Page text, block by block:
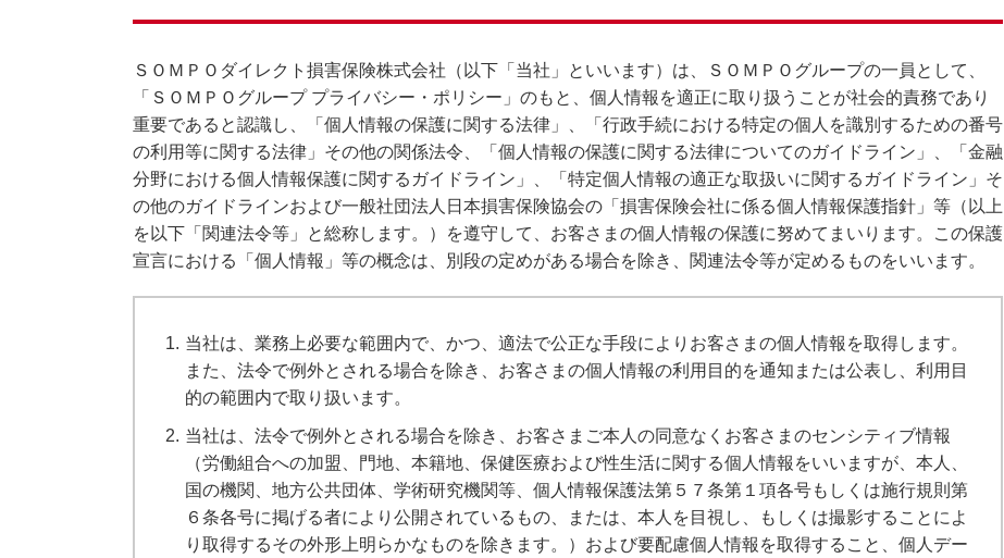
ＳＯＭＰＯダイレクト損害保険株式会社（以下「当社」といいます）は、ＳＯＭＰＯグループの一員として、
「ＳＯＭＰＯグループ プライバシー・ポリシー」のもと、個人情報を適正に取り扱うことが社会的責務であり
重要であると認識し、「個人情報の保護に関する法律」、「行政手続における特定の個人を識別するための番号
の利用等に関する法律」その他の関係法令、「個人情報の保護に関する法律についてのガイドライン」、「金融
分野における個人情報保護に関するガイドライン」、「特定個人情報の適正な取扱いに関するガイドライン」そ
の他のガイドラインおよび一般社団法人日本損害保険協会の「損害保険会社に係る個人情報保護指針」等（以上
を以下「関連法令等」と総称します。）を遵守して、お客さまの個人情報の保護に努めてまいります。この保護
宣言における「個人情報」等の概念は、別段の定めがある場合を除き、関連法令等が定めるものをいいます。
1. 当社は、業務上必要な範囲内で、かつ、適法で公正な手段によりお客さまの個人情報を取得します。
また、法令で例外とされる場合を除き、お客さまの個人情報の利用目的を通知または公表し、利用目
的の範囲内で取り扱います。
2. 当社は、法令で例外とされる場合を除き、お客さまご本人の同意なくお客さまのセンシティブ情報
（労働組合への加盟、門地、本籍地、保健医療および性生活に関する個人情報をいいますが、本人、
国の機関、地方公共団体、学術研究機関等、個人情報保護法第５７条第１項各号もしくは施行規則第
６条各号に掲げる者により公開されているもの、または、本人を目視し、もしくは撮影することによ
り取得するその外形上明らかなものを除きます。）および要配慮個人情報を取得すること、個人デー